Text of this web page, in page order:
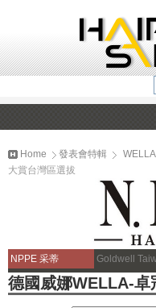
Home 發表會特輯
大賞台灣區選拔
NPPE 采蒂 Goldwell
德國威娜WELLA-卓